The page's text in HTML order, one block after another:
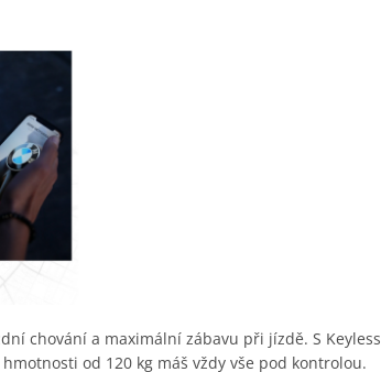
chování a maximální zábavu při jízdě. S Keyless
od 120 kg máš vždy vše pod kontrolou.